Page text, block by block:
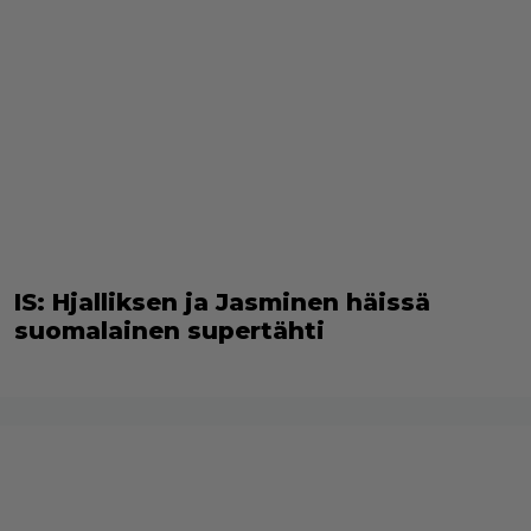
IS: Hjalliksen ja Jasminen häissä
suomalainen supertähti